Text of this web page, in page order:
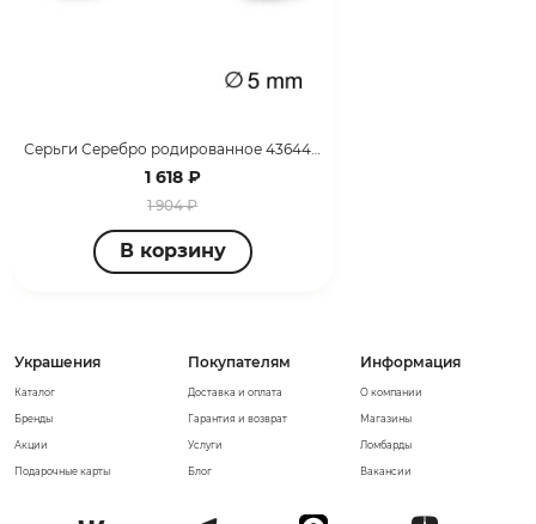
Серьги Серебро родированное 436441.5
1 618 ₽
1 904 ₽
В корзину
Информация
О компании
Магазины
Ломбарды
Вакансии
Украшения
Каталог
Бренды
Акции
Подарочные карты
Покупателям
Доставка и оплата
Гарантия и возврат
Услуги
Блог